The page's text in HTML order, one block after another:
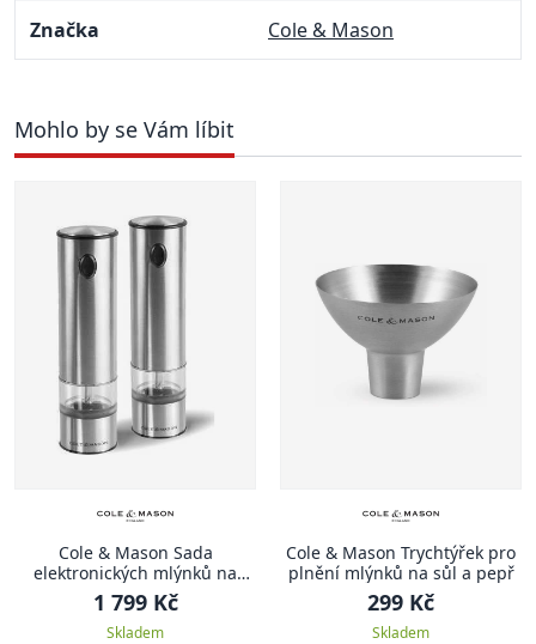
Značka Cole & Mason
Mohlo by se Vám líbit
Cole & Mason Sada
elektronických mlýnků na
pepř a sůl Battersea
1 799 Kč
Skladem
Cole & Mason Trychtýřek pro
plnění mlýnků na sůl a pepř
299 Kč
Skladem